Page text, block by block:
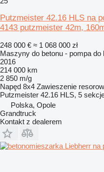
Putzmeister 42.16 HLS na
4143 putzmeister 42m,
248 000 € ≈ 1 068 000 zł
Maszyny do betonu - pompa do
2016
214 000 km
2 850 m/g
Napęd 8x4 Zawieszenie
Putzmeister 42.16 HLS, 5
Polska, Opole
Grandtruck
Kontakt z dealerem